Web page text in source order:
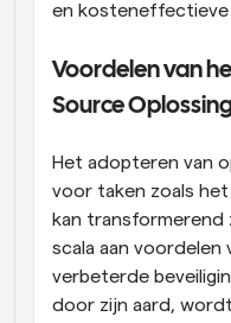
en kosteneffectieve
Voordelen van
Source
Het adopteren van
voor taken zoals het
kan transformerend
scala aan
verbeterde
door zijn aard,